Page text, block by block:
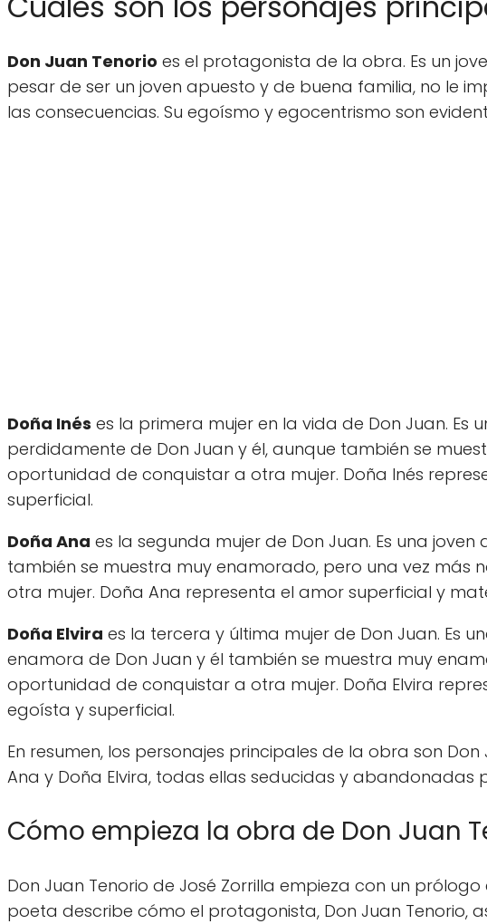
Don Juan Tenorio es el protagonista de la obra. Es un
pesar de ser un joven apuesto y de buena familia, no le
las consecuencias. Su egoísmo y egocentrismo son
Doña Inés es la primera mujer en la vida de Don Juan. Es
perdidamente de Don Juan y él, aunque también se
oportunidad de conquistar a otra mujer. Doña Inés
superficial.
Doña Ana es la segunda mujer de Don Juan. Es una
también se muestra muy enamorado, pero una vez
otra mujer. Doña Ana representa el amor superficial y
Doña Elvira es la tercera y última mujer de Don Juan. Es
enamora de Don Juan y él también se muestra muy
oportunidad de conquistar a otra mujer. Doña Elvira
egoísta y superficial.
En resumen, los personajes principales de la obra son
Ana y Doña Elvira, todas ellas seducidas y abandonadas
Cómo empieza la obra de Don Juan
Don Juan Tenorio de José Zorrilla empieza con un
poeta describe cómo el protagonista, Don Juan Tenorio,